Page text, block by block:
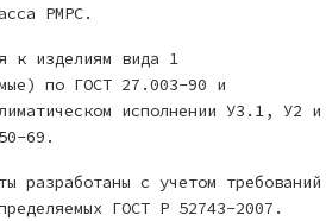
РМРС.
к изделиям вида 1
по ГОСТ 27.003-90 и
исполнении У3.1, У2 и
69.
разработаны с учетом требований
ГОСТ Р 52743-2007.